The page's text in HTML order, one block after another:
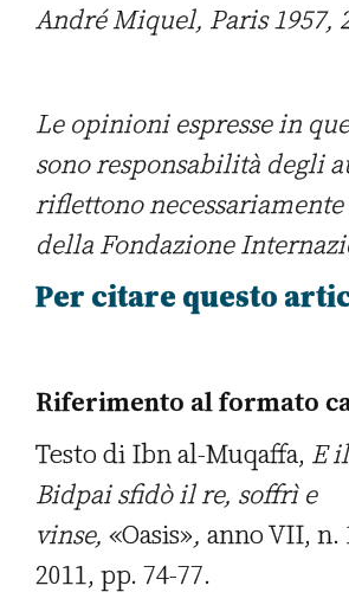
André Miquel, Paris 1957,
Le opinioni espresse in
sono responsabilità degli
riflettono
della Fondazione
Per citare questo
Riferimento al formato
Testo di Ibn al-Muqaffa, E
Bidpai sfidò il re, soffrì e
vinse, «Oasis», anno VII,
2011, pp. 74-77.